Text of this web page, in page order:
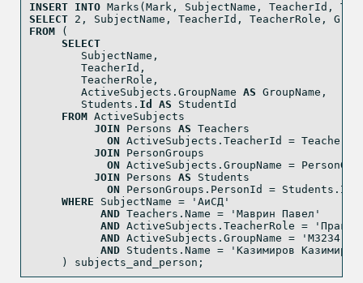
INSERT INTO Marks(Mark, SubjectName, TeacherId,
SELECT 2 , SubjectName, TeacherId, TeacherRole,
FROM (
SELECT
        SubjectName,
        TeacherId,
        TeacherRole,
        ActiveSubjects.GroupName
AS GroupName,
        Students.
Id AS StudentId
FROM ActiveSubjects
JOIN Persons AS Teachers
ON ActiveSubjects.TeacherId = Teachers.
JOIN PersonGroups
ON ActiveSubjects.GroupName =
JOIN Persons AS Students
ON PersonGroups.PersonId = Students. Id
WHERE SubjectName =
'АиСД'
AND Teachers.Name =
'Маврин Павел'
AND ActiveSubjects.TeacherRole =
AND ActiveSubjects.GroupName =
'M3234'
AND Students.Name =
'Казимиров Казимир'
     ) subjects_and_person;